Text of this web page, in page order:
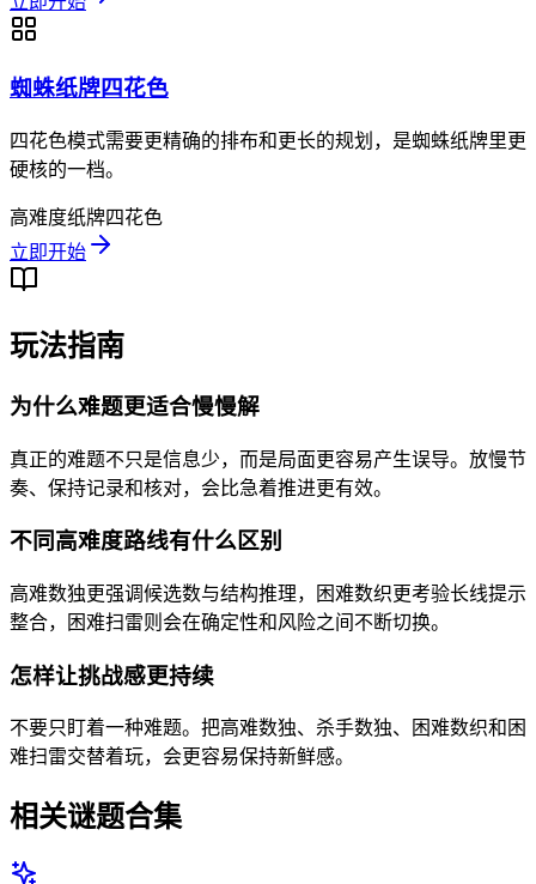
蜘蛛纸牌四花色
四花色模式需要更精确的排布和更长的规划，是蜘蛛纸牌里更
硬核的一档。
高难度纸牌四花色
立即开始
玩法指南
为什么难题更适合慢慢解
真正的难题不只是信息少，而是局面更容易产生误导。放慢节
奏、保持记录和核对，会比急着推进更有效。
不同高难度路线有什么区别
高难数独更强调候选数与结构推理，困难数织更考验长线提示
整合，困难扫雷则会在确定性和风险之间不断切换。
怎样让挑战感更持续
不要只盯着一种难题。把高难数独、杀手数独、困难数织和困
难扫雷交替着玩，会更容易保持新鲜感。
相关谜题合集